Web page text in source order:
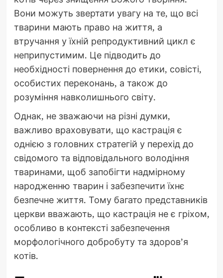
Вони можуть звертати увагу на те, що всі
тварини мають право на життя, а
втручання у їхній репродуктивний цикл є
неприпустимим. Це підводить до
необхідності повернення до етики, совісті,
особистих переконань, а також до
розуміння навколишнього світу.
Однак, не зважаючи на різні думки,
важливо враховувати, що кастрація є
однією з головних стратегій у перехід до
свідомого та відповідального володіння
тваринами, щоб запобігти надмірному
народженню тварин і забезпечити їхнє
безпечне життя. Тому багато представників
церкви вважають, що кастрація не є гріхом,
особливо в контексті забезпечення
морфологічного добробуту та здоров’я
котів.